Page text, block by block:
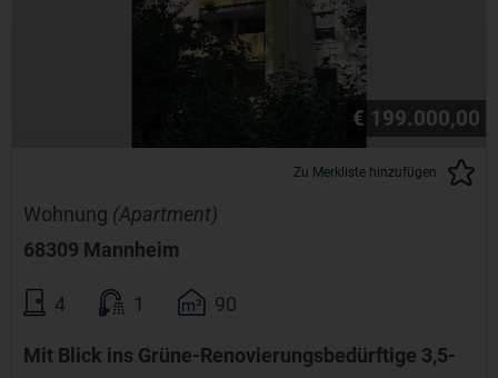
€ 199.000,00
Zu Merkliste hinzufügen
Wohnung (Apartment)
68309 Mannheim
4 1 90
Mit Blick ins Grüne-Renovierungsbedürftige 3,5-